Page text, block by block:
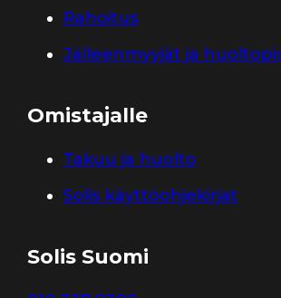
Rahoitus
Jälleenmyyjät ja
Omistajalle
Takuu ja huolto
Solis käyttöohjekirjat
Solis Suomi